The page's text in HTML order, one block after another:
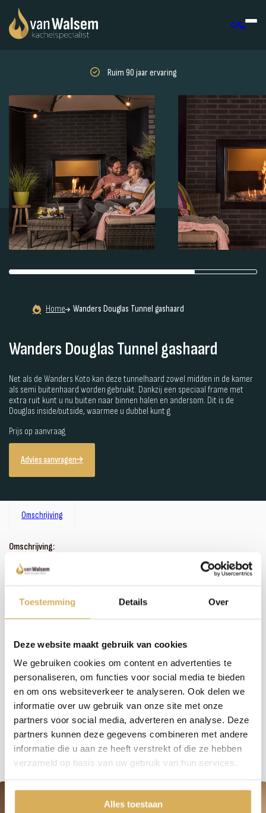
Toestemming Details Over
Deze website maakt gebruik van cookies
We gebruiken cookies om content en advertenties te
personaliseren, om functies voor social media te bieden
en om ons websiteverkeer te analyseren. Ook delen we
informatie over uw gebruik van onze site met onze
partners voor social media, adverteren en analyse. Deze
partners kunnen deze gegevens combineren met andere
informatie die u aan ze heeft verstrekt of die ze hebben
verzameld op basis van uw gebruik van hun services.
Alles toestaan
Ruim 90 jaar ervaring
Home Wanders Douglas Tunnel gashaard
Wanders Douglas Tunnel gashaard
Net als de Wanders Koto kan deze tunnelhaard zowel midden in de kamer
als semi buitenhaard worden gebruikt. Dankzij een speciaal frame met
extra ruit kunt u nu buiten naar binnen halen en andersom. Dit is de
Douglas inside/outside, waarmee u dubbel kunt g
Prijs op aanvraag
Advies aanvragen
Omschrijving
Omschrijving:
Zoals je misschien hebt gemerkt, hebben we een uitgebreid assortiment. In plaats van
het bijhouden van omschrijvingen bij alle haarden en kachels, investeren wij liever in
past? Bel, mail of maak een afspraak om bij ons langs te komen - we staan klaar met een
Meer weten over onze haarden?
Neem contact op
Specificaties: